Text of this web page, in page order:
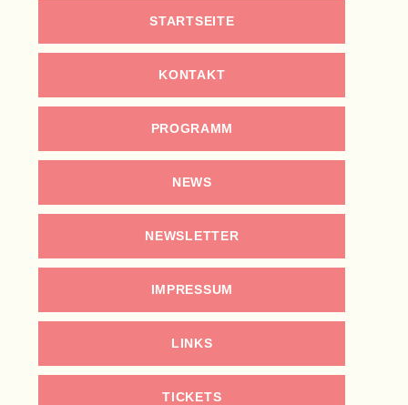
STARTSEITE
KONTAKT
PROGRAMM
NEWS
NEWSLETTER
IMPRESSUM
LINKS
TICKETS